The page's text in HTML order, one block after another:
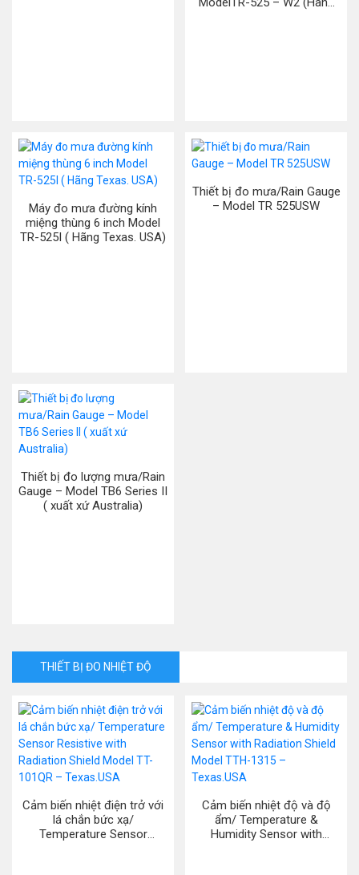
Máy đo mưa đường kính
miệng thùng 6 inch Model
TR-525I ( Hãng Texas. USA)
Thiết bị đo mưa/Rain Gauge
– Model TR 525USW
Thiết bị đo lượng mưa/Rain
Gauge – Model TB6 Series II
( xuất xứ Australia)
THIẾT BỊ ĐO NHIỆT ĐỘ
Cảm biến nhiệt điện trở với
lá chắn bức xạ/
Temperature Sensor
Cảm biến nhiệt độ và độ
ẩm/ Temperature &
Humidity Sensor with